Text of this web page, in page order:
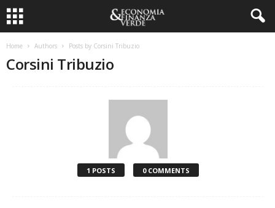
Home Authors Posts by Corsini Tribuzio
Corsini Tribuzio
1 POSTS 0 COMMENTS